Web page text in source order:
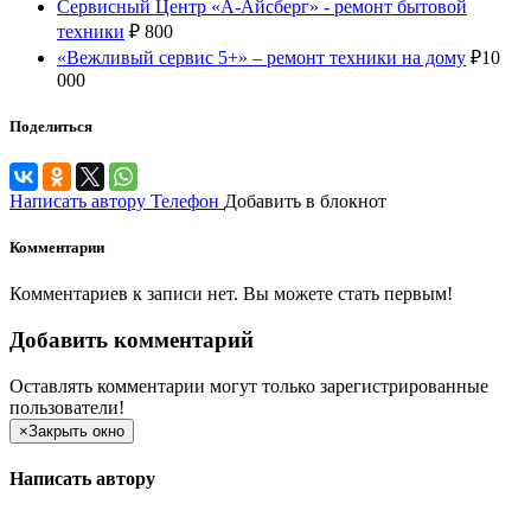
Сервисный Центр «А-Айсберг» - ремонт бытовой
техники ₽ 800
«Вежливый сервис 5+» – ремонт техники на дому ₽10
000
Поделиться
Написать автору Телефон Добавить в блокнот
Комментарии
Комментариев к записи нет. Вы можете стать первым!
Добавить комментарий
Оставлять комментарии могут только зарегистрированные
пользователи!
×Закрыть окно
Написать автору